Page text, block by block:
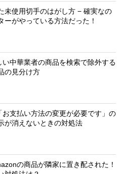
未使用切手のはがし方 − 確実なの
ーがやっている方法だった！
中華業者の商品を検索で除外する
の見分け方
お支払い方法の変更が必要です」の
が消えないときの対処法
の商品が隣家に置き配された！